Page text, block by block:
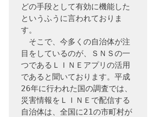
どの手段として有効に機能した
というふうに言われておりま
す。
そこで、今多くの自治体が注
目をしているのが、ＳＮＳの一
つであるＬＩＮＥアプリの活用
であると聞いております。平成
26年に行われた国の調査では、
災害情報をＬＩＮＥで配信する
自治体は、全国に21の市町村が